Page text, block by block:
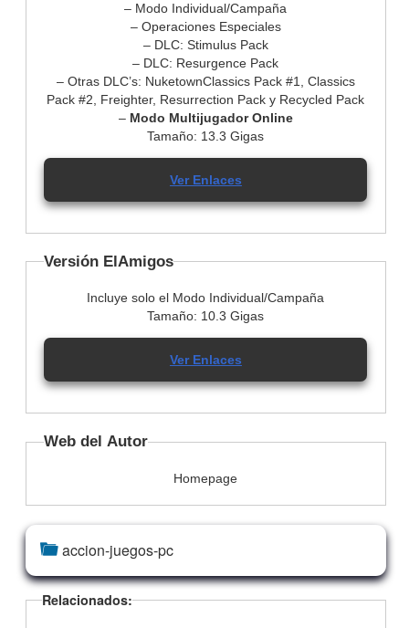
– Modo Individual/Campaña
– Operaciones Especiales
– DLC: Stimulus Pack
– DLC: Resurgence Pack
– Otras DLC’s: NuketownClassics Pack #1, Classics
Pack #2, Freighter, Resurrection Pack y Recycled Pack
– Modo Multijugador Online
Tamaño: 13.3 Gigas
Ver Enlaces
Versión ElAmigos
Incluye solo el Modo Individual/Campaña
Tamaño: 10.3 Gigas
Ver Enlaces
Web del Autor
Homepage
accion-juegos-pc
Relacionados: